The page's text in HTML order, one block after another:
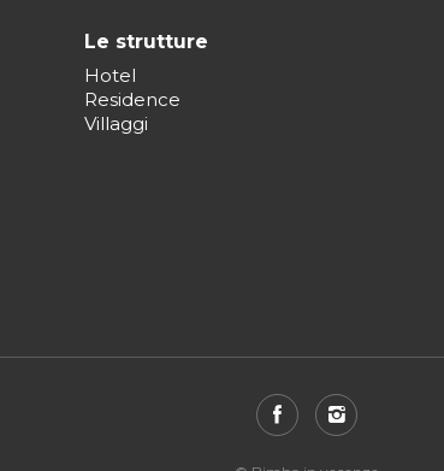
Le strutture
Hotel
Residence
Villaggi